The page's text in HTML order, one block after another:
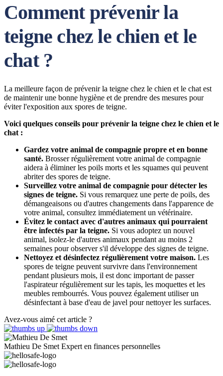
Comment prévenir la
teigne chez le chien et le
chat ?
La meilleure façon de prévenir la teigne chez le chien et le chat est
de maintenir une bonne hygiène et de prendre des mesures pour
éviter l'exposition aux spores de teigne.
Voici quelques conseils pour prévenir la teigne chez le chien et le
chat :
Gardez votre animal de compagnie propre et en bonne
santé. Brosser régulièrement votre animal de compagnie
aidera à éliminer les poils morts et les squames qui peuvent
abriter des spores de teigne.
Surveillez votre animal de compagnie pour détecter les
signes de teigne. Si vous remarquez une perte de poils, des
démangeaisons ou d'autres changements dans l'apparence de
votre animal, consultez immédiatement un vétérinaire.
Évitez le contact avec d'autres animaux qui pourraient
être infectés par la teigne. Si vous adoptez un nouvel
animal, isolez-le d'autres animaux pendant au moins 2
semaines pour observer s'il développe des signes de teigne.
Nettoyez et désinfectez régulièrement votre maison. Les
spores de teigne peuvent survivre dans l'environnement
pendant plusieurs mois, il est donc important de passer
l'aspirateur régulièrement sur les tapis, les moquettes et les
meubles rembourrés. Vous pouvez également utiliser un
désinfectant à base d'eau de javel pour nettoyer les surfaces.
Avez-vous aimé cet article ?
Mathieu De Smet Expert en finances personnelles